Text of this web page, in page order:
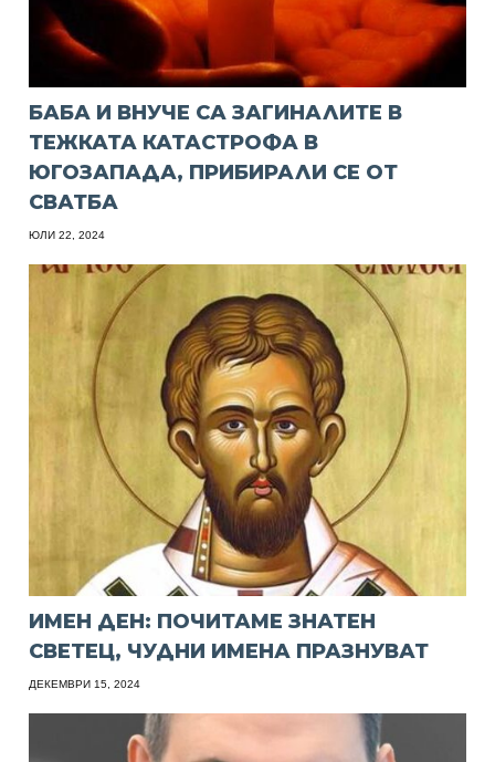
БАБА И ВНУЧЕ СА ЗАГИНАЛИТЕ В
ТЕЖКАТА КАТАСТРОФА В
ЮГОЗАПАДА, ПРИБИРАЛИ СЕ ОТ
СВАТБА
ЮЛИ 22, 2024
ИМЕН ДЕН: ПОЧИТАМЕ ЗНАТЕН
СВЕТЕЦ, ЧУДНИ ИМЕНА ПРАЗНУВАТ
ДЕКЕМВРИ 15, 2024